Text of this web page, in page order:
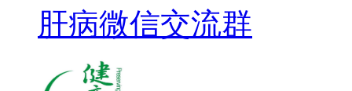
肝病微信交流群